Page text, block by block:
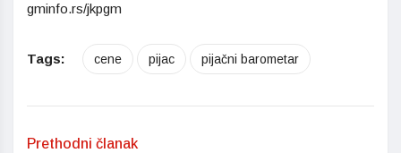
gminfo.rs/jkpgm
Tags: cene pijac pijačni barometar
Prethodni članak